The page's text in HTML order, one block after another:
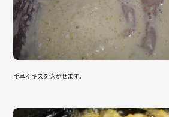
手早くキスを泳がせます。